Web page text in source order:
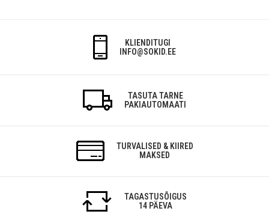
KLIENDITUGI
INFO@SOKID.EE
TASUTA TARNE
PAKIAUTOMAATI
TURVALISED & KIIRED
MAKSED
TAGASTUSÕIGUS
14 PÄEVA